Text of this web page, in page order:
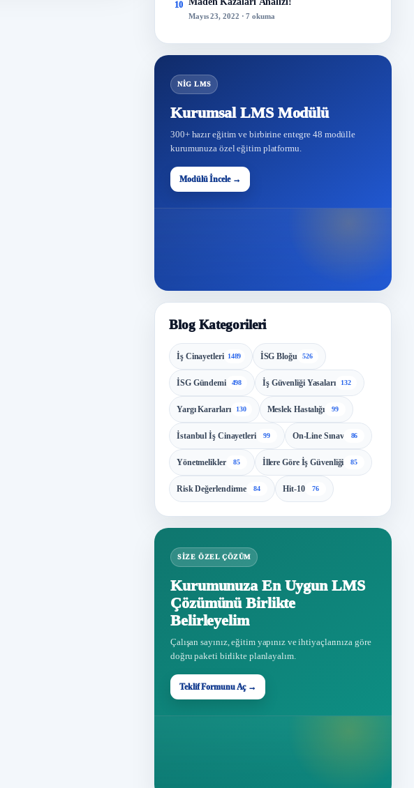
10
Mayıs 23, 2022 · 7 okuma
NİG LMS
Kurumsal LMS Modülü
300+ hazır eğitim ve birbirine entegre 48 modülle
kurumunuza özel eğitim platformu.
Modülü İncele →
48
Modül
Blog Kategorileri
İş Cinayetleri 1489 İSG Bloğu 526
İSG Gündemi 498 İş Güvenliği Yasaları 132
Yargı Kararları 130 Meslek Hastalığı 99
İstanbul İş Cinayetleri 99 On-Line Sınav 86
Yönetmelikler 85 İllere Göre İş Güvenliği 85
Risk Değerlendirme 84 Hit-10 76
SIZE ÖZEL ÇÖZÜM
Kurumunuza En Uygun LMS
Çözümünü Birlikte
Belirleyelim
Çalışan sayınız, eğitim yapınız ve ihtiyaçlarınıza göre
doğru paketi birlikte planlayalım.
Teklif Formunu Aç →
Teklif